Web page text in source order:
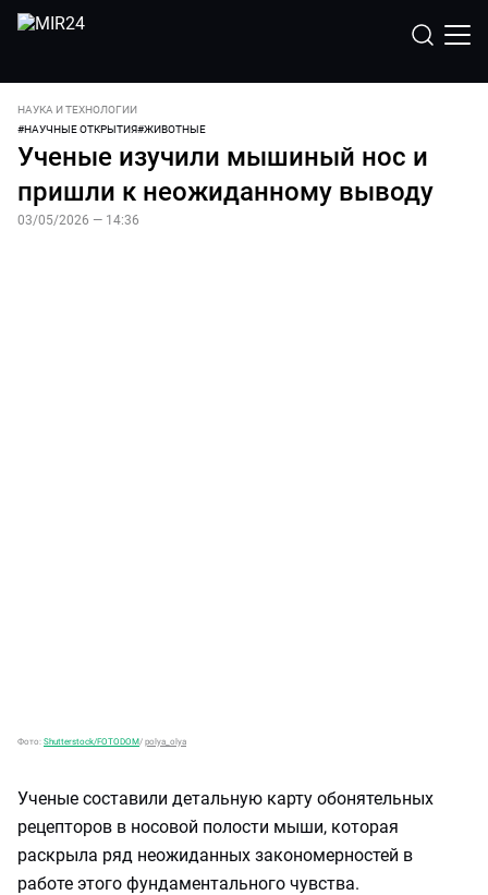
НАУКА И ТЕХНОЛОГИИ
#НАУЧНЫЕ ОТКРЫТИЯ#ЖИВОТНЫЕ
Ученые изучили мышиный нос и
пришли к неожиданному выводу
03/05/2026 — 14:36
Фото: Shutterstock/FOTODOM/ polya_olya
Ученые составили детальную карту обонятельных
рецепторов в носовой полости мыши, которая
раскрыла ряд неожиданных закономерностей в
работе этого фундаментального чувства.